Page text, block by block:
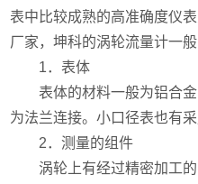
表中比较成熟的高准确度仪
厂家，坤科的涡轮流量计一
1．表体
表体的材料一般为铝合金
为法兰连接。小口径表也有采
2．测量的组件
涡轮上有经过精密加工的